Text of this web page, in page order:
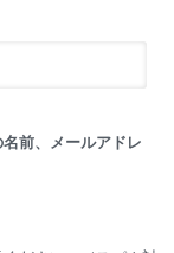
前、メールアドレ